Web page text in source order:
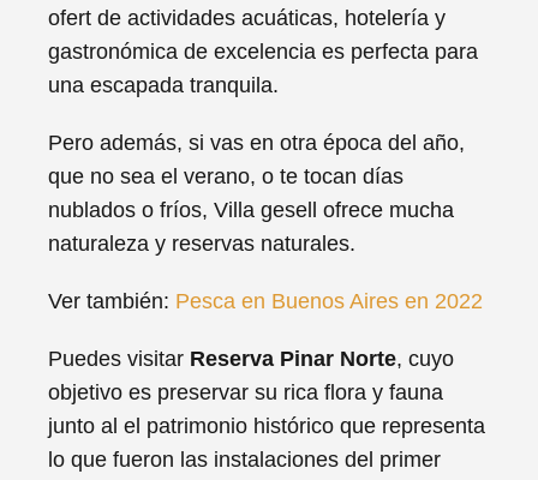
ofert de actividades acuáticas, hotelería y
gastronómica de excelencia es perfecta para
una escapada tranquila.
Pero además, si vas en otra época del año,
que no sea el verano, o te tocan días
nublados o fríos, Villa gesell ofrece mucha
naturaleza y reservas naturales.
Ver también: Pesca en Buenos Aires en 2022
Puedes visitar Reserva Pinar Norte, cuyo
objetivo es preservar su rica flora y fauna
junto al el patrimonio histórico que representa
lo que fueron las instalaciones del primer